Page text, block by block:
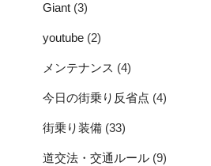
Giant (3)
youtube (2)
メンテナンス (4)
今日の街乗り反省点 (4)
街乗り装備 (33)
道交法・交通ルール (9)